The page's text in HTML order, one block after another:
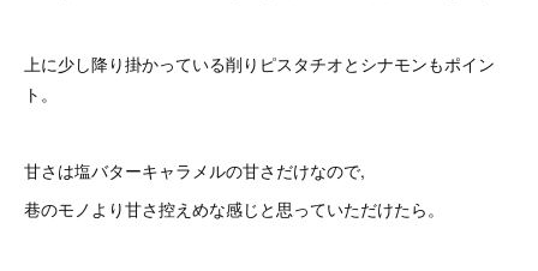
上に少し降り掛かっている削りピスタチオとシナモンもポイン
ト。
甘さは塩バターキャラメルの甘さだけなので,
巷のモノより甘さ控えめな感じと思っていただけたら。